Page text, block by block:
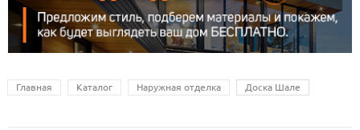
Главная Каталог Наружная отделка Доска Шале